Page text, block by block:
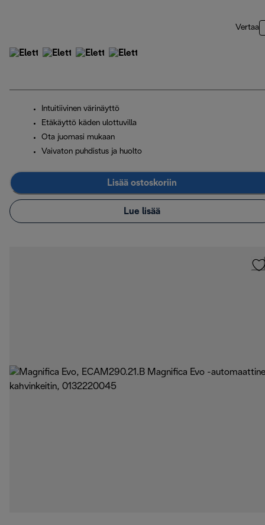
Vertaa
Intuitiivinen värinäyttö
Etäkäyttö käden ulottuvilla
Ota juomasi mukaan
Vaivaton puhdistus ja huolto
Lisää ostoskoriin
Lue lisää